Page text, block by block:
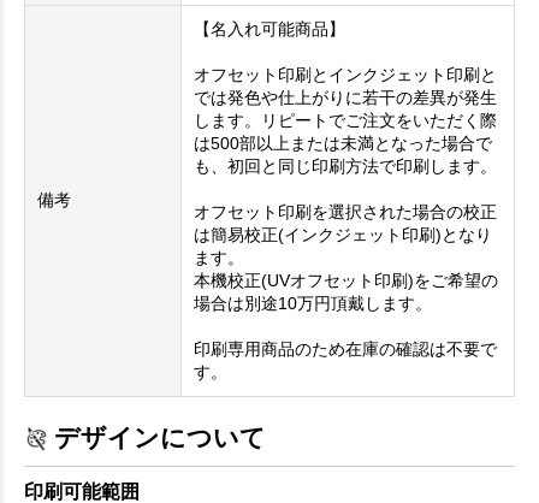
備考
【名入れ可能商品】
オフセット印刷とインクジェット印刷と
では発色や仕上がりに若干の差異が発生
します。リピートでご注文をいただく際
は500部以上または未満となった場合で
も、初回と同じ印刷方法で印刷します。
オフセット印刷を選択された場合の校正
は簡易校正(インクジェット印刷)となり
ます。
本機校正(UVオフセット印刷)をご希望の
場合は別途10万円頂戴します。
印刷専用商品のため在庫の確認は不要で
す。
デザインについて
印刷可能範囲